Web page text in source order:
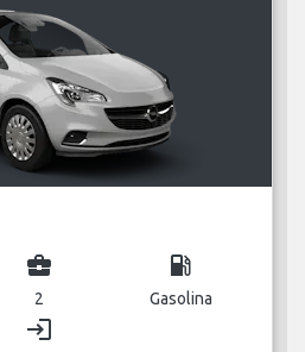
business_center
2
local_gas_station
Gasolina
login